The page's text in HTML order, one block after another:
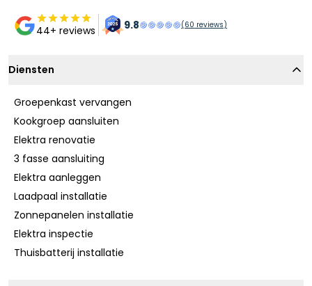
44+ reviews 9.8 (60 reviews)
Diensten
Groepenkast vervangen
Kookgroep aansluiten
Elektra renovatie
3 fasse aansluiting
Elektra aanleggen
Laadpaal installatie
Zonnepanelen installatie
Elektra inspectie
Thuisbatterij installatie